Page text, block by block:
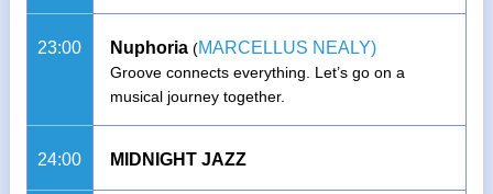
23:00 Nuphoria(MARCELLUS NEALY)
Groove connects everything. Let’s go on a
musical journey together.
24:00 MIDNIGHT JAZZ